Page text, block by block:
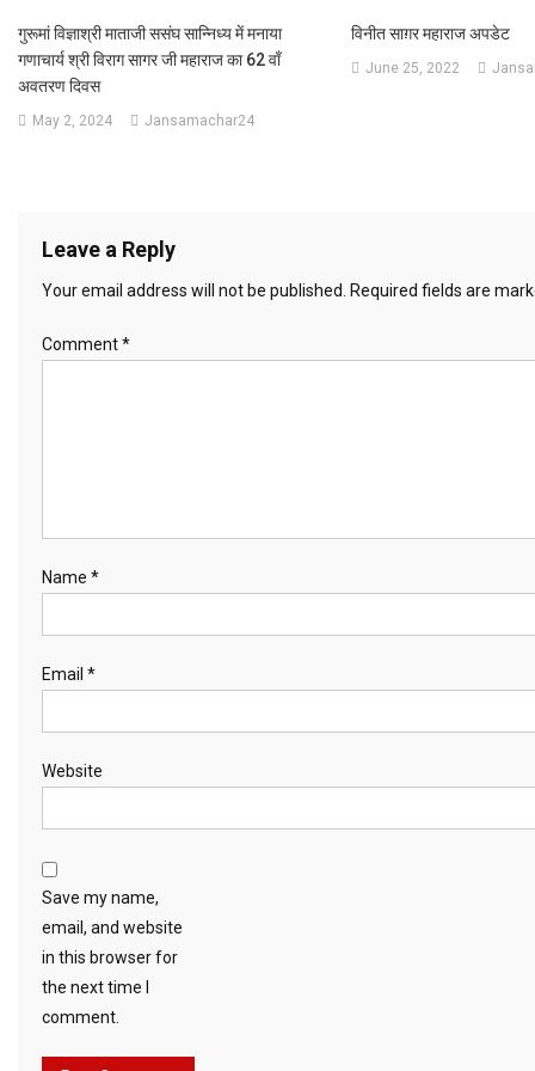
गुरूमां विज्ञाश्री माताजी ससंघ सान्निध्य में मनाया
गणाचार्य श्री विराग सागर जी महाराज का 62 वाँ
अवतरण दिवस
May 2, 2024 Jansamachar24
विनीत साग़र महाराज अपडेट
June 25, 2022
Leave a Reply
Your email address will not be published. Required fields are
Comment*
Name *
Email *
Website
Save my name,
email, and website
in this browser for
the next time I
comment.